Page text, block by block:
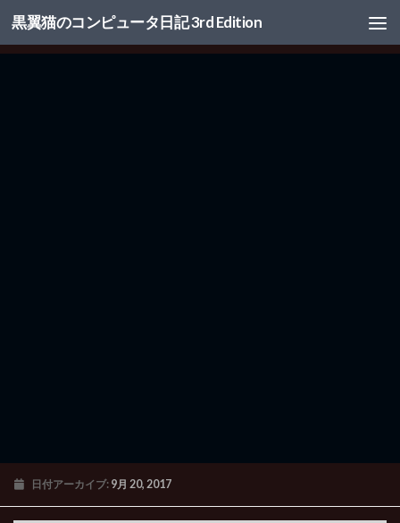
コンテンツへスキップ
黒翼猫のコンピュータ日記 3rd Edition
日付アーカイブ: 9月 20, 2017